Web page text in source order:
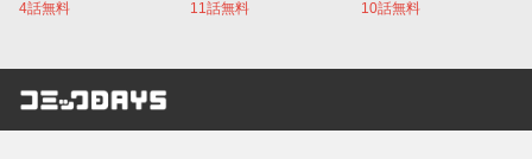
4話無料 11話無料 10話無料
コミックDAYS